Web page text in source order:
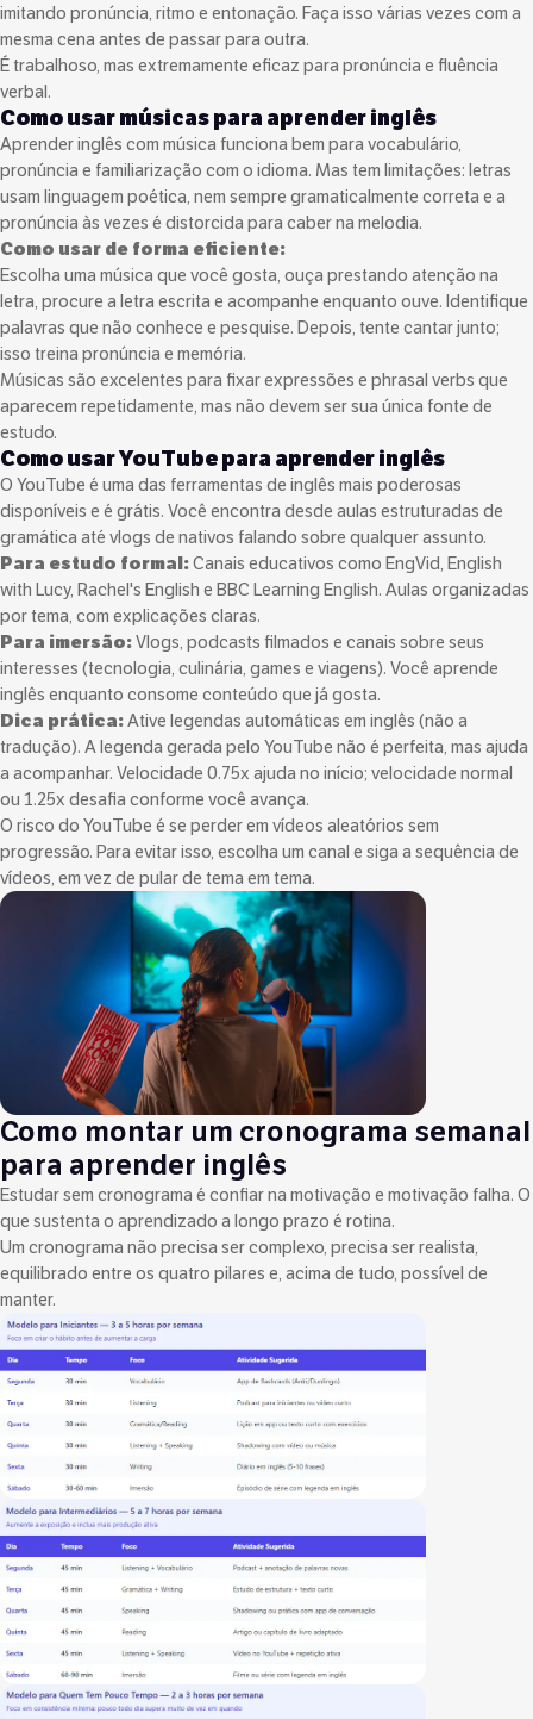
imitando pronúncia, ritmo e entonação. Faça isso várias vezes com a
mesma cena antes de passar para outra.
É trabalhoso, mas extremamente eficaz para pronúncia e fluência
verbal.
Como usar músicas para aprender inglês
Aprender inglês com música funciona bem para vocabulário,
pronúncia e familiarização com o idioma. Mas tem limitações: letras
usam linguagem poética, nem sempre gramaticalmente correta e a
pronúncia às vezes é distorcida para caber na melodia.
Como usar de forma eficiente:
Escolha uma música que você gosta, ouça prestando atenção na
letra, procure a letra escrita e acompanhe enquanto ouve. Identifique
palavras que não conhece e pesquise. Depois, tente cantar junto;
isso treina pronúncia e memória.
Músicas são excelentes para fixar expressões e phrasal verbs que
aparecem repetidamente, mas não devem ser sua única fonte de
estudo.
Como usar YouTube para aprender inglês
O YouTube é uma das ferramentas de inglês mais poderosas
disponíveis e é grátis. Você encontra desde aulas estruturadas de
gramática até vlogs de nativos falando sobre qualquer assunto.
Para estudo formal:Canais educativos como EngVid, English
with Lucy, Rachel's English e BBC Learning English. Aulas organizadas
por tema, com explicações claras.
Para imersão:Vlogs, podcasts filmados e canais sobre seus
interesses (tecnologia, culinária, games e viagens). Você aprende
inglês enquanto consome conteúdo que já gosta.
Dica prática:Ative legendas automáticas em inglês (não a
tradução). A legenda gerada pelo YouTube não é perfeita, mas ajuda
a acompanhar. Velocidade 0.75x ajuda no início; velocidade normal
ou 1.25x desafia conforme você avança.
O risco do YouTube é se perder em vídeos aleatórios sem
progressão. Para evitar isso, escolha um canal e siga a sequência de
vídeos, em vez de pular de tema em tema.
Como montar um cronograma semanal
para aprender inglês
Estudar sem cronograma é confiar na motivação e motivação falha. O
que sustenta o aprendizado a longo prazo é rotina.
Um cronograma não precisa ser complexo, precisa ser realista,
equilibrado entre os quatro pilares e, acima de tudo, possível de
manter.